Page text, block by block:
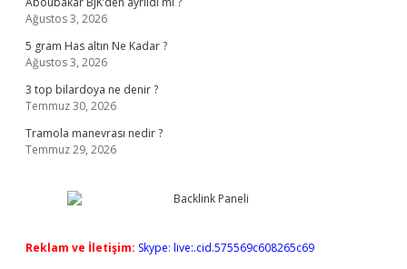
Ağustos 3, 2026
5 gram Has altın Ne Kadar ?
Ağustos 3, 2026
3 top bilardoya ne denir ?
Temmuz 30, 2026
Tramola manevrası nedir ?
Temmuz 29, 2026
Reklam ve İletişim: Skype: live:.cid.575569c608265c69